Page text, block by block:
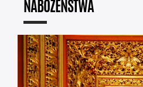
NABOŻEŃSTWA